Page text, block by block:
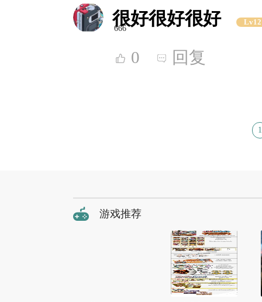
很好很好很好 Lv12
666
0 回复
1
游戏推荐